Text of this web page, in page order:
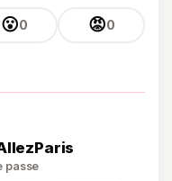
😮0 😡0
passe